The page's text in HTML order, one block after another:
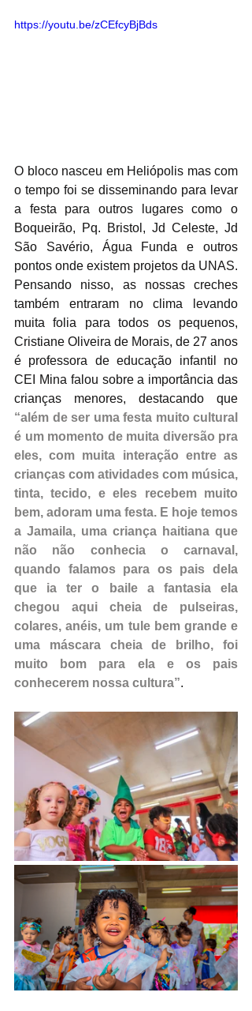
https://youtu.be/zCEfcyBjBds
O bloco nasceu em Heliópolis mas com
o tempo foi se disseminando para levar
a festa para outros lugares como o
Boqueirão, Pq. Bristol, Jd Celeste, Jd
São Savério, Água Funda e outros
pontos onde existem projetos da UNAS.
Pensando nisso, as nossas creches
também entraram no clima levando
muita folia para todos os pequenos,
Cristiane Oliveira de Morais, de 27 anos
é professora de educação infantil no
CEI Mina falou sobre a importância das
“além de ser uma festa muito cultural
é um momento de muita diversão pra
eles, com muita interação entre as
crianças com atividades com música,
tinta, tecido, e eles recebem muito
bem, adoram uma festa. E hoje temos
a Jamaila, uma criança haitiana que
não não conhecia o carnaval,
quando falamos para os pais dela
que ia ter o baile a fantasia ela
chegou aqui cheia de pulseiras,
colares, anéis, um tule bem grande e
uma máscara cheia de brilho, foi
muito bom para ela e os pais
conhecerem nossa cultura”.